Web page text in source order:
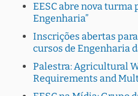
EESC abre nova turma
Engenharia”
Inscrições abertas
cursos de Engenharia
Palestra: Agricultural
Requirements and